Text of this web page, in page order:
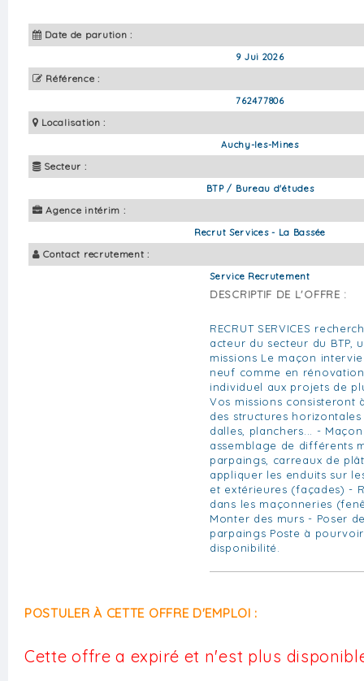
Date de parution :
9 Jui 2026
Référence :
762477806
Localisation :
Auchy-les-Mines
Secteur :
BTP / Bureau d'études
Agence intérim :
Recrut Services - La Bassée
Contact recrutement :
Service Recrutement
DESCRIPTIF DE L'OFFRE :
RECRUT SERVICES
acteur du secteur du BTP,
missions Le maçon
neuf comme en
individuel aux projets de
Vos missions consisteront
des structures
dalles, planchers... -
assemblage de différents
parpaings, carreaux de
appliquer les enduits sur
et extérieures (façades) -
dans les maçonneries
Monter des murs - Poser
parpaings Poste à
disponibilité.
POSTULER À CETTE OFFRE D'EMPLOI :
Cette offre a expiré et n'est plus